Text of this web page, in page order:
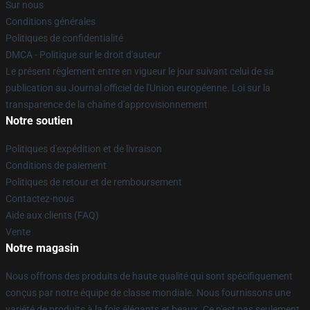
Sur nous
Conditions générales
Politiques de confidentialité
DMCA - Politique sur le droit d'auteur
Le présent règlement entre en vigueur le jour suivant celui de sa
publication au Journal officiel de l'Union européenne. Loi sur la
transparence de la chaîne d'approvisionnement
Notre soutien
Politiques d'expédition et de livraison
Conditions de paiement
Politiques de retour et de remboursement
Contactez-nous
Aide aux clients (FAQ)
Vente
Notre magasin
Nous offrons des produits de haute qualité qui sont spécifiquement
conçus par notre équipe de classe mondiale. Nous fournissons une